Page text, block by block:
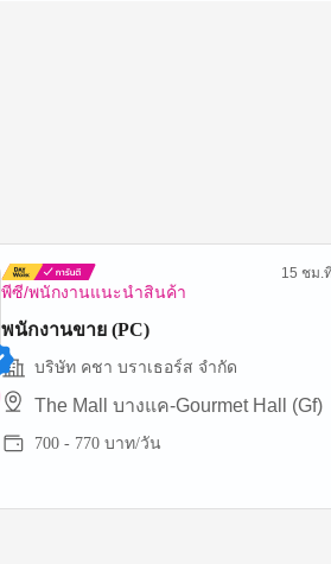
พีซี/พนักงานแนะนำสินค้า
15 ชม.
พนักงานขาย (PC)
บริษัท คชา บราเธอร์ส จำกัด
The Mall บางแค-Gourmet Hall (Gf)
700 - 770 บาท/วัน